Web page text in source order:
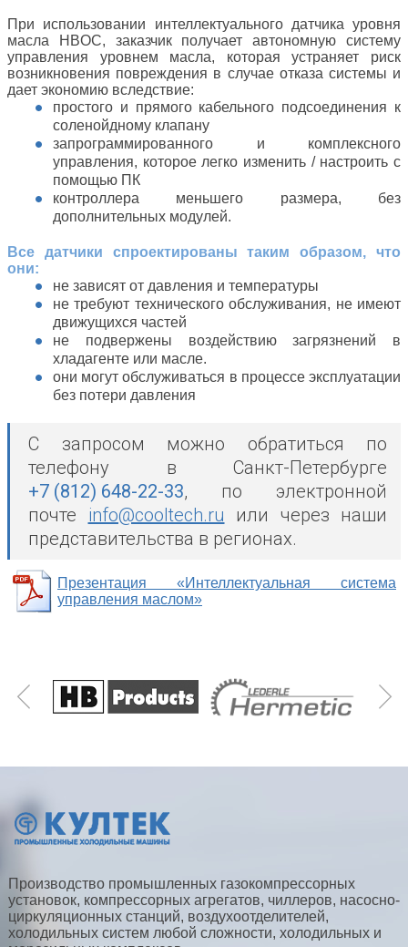
При использовании интеллектуального датчика уровня
масла HBOC, заказчик получает автономную систему
управления уровнем масла, которая устраняет риск
возникновения повреждения в случае отказа системы и
дает экономию вследствие:
простого и прямого кабельного подсоединения к
соленойдному клапану
запрограммированного и комплексного
управления, которое легко изменить / настроить с
помощью ПК
контроллера меньшего размера, без
дополнительных модулей.
Все датчики спроектированы таким образом, что
они:
не зависят от давления и температуры
не требуют технического обслуживания, не имеют
движущихся частей
не подвержены воздействию загрязнений в
хладагенте или масле.
они могут обслуживаться в процессе эксплуатации
без потери давления
С запросом можно обратиться по
телефону в Санкт-Петербурге
+7 (812) 648-22-33, по электронной
почте info@cooltech.ru или через наши
представительства в регионах.
Презентация «Интеллектуальная система
управления маслом»
Производство промышленных газокомпрессорных
установок, компрессорных агрегатов, чиллеров, насосно-
циркуляционных станций, воздухоотделителей,
холодильных систем любой сложности, холодильных и